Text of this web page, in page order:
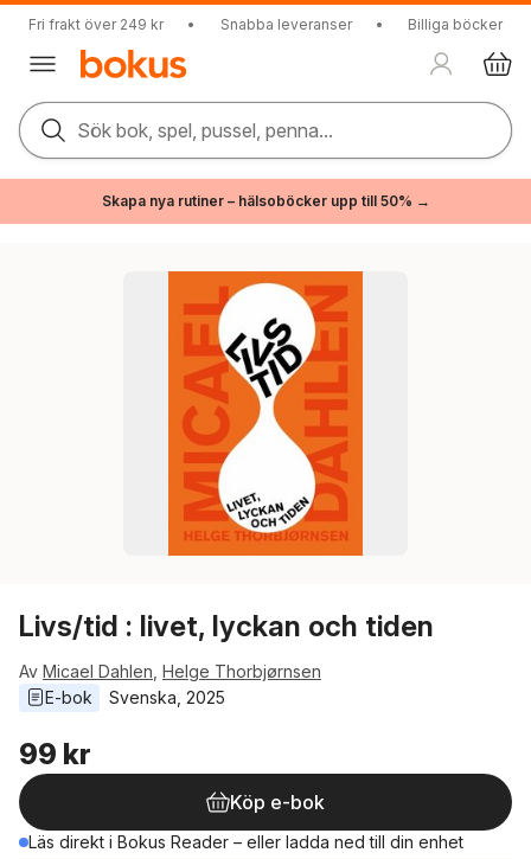
Fri frakt över 249 kr • Snabba leveranser • Billiga böcker
Sök bok, spel, pussel, penna...
Skapa nya rutiner – hälsoböcker upp till 50% →
Livs/tid : livet, lyckan och tiden
Av Micael Dahlen Helge Thorbjørnsen
E-bok
Svenska 2025
99 kr
Köp e-bok
Läs direkt i Bokus Reader – eller ladda ned till din enhet